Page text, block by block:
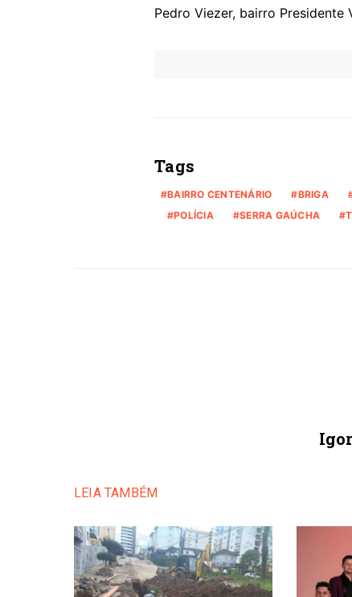
Pedro Viezer, bairro Presidente
Tags
BAIRRO CENTENÁRIO BRIGA
POLÍCIA
SERRA GAÚCHA
LEIA TAMBÉM